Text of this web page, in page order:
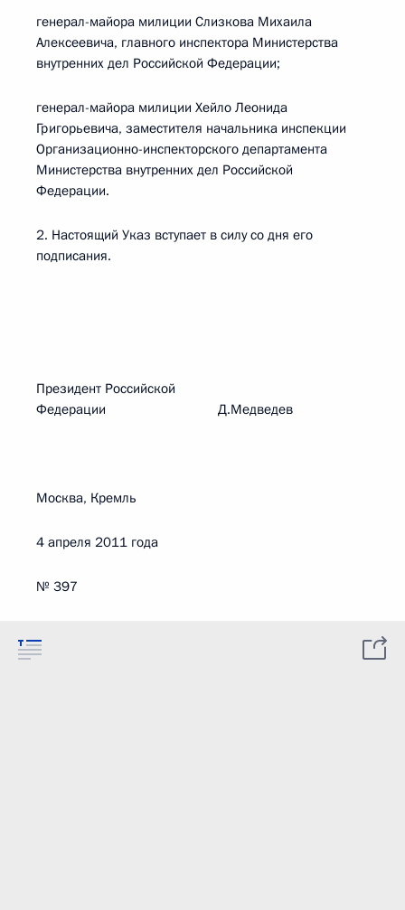
генерал-майора милиции Слизкова Михаила
Алексеевича, главного инспектора Министерства
внутренних дел Российской Федерации;
генерал-майора милиции Хейло Леонида
Григорьевича, заместителя начальника инспекции
Организационно-инспекторского департамента
Министерства внутренних дел Российской
Федерации.
2. Настоящий Указ вступает в силу со дня его
подписания.
Президент Российской
Федерации Д.Медведев
Москва, Кремль
4 апреля 2011 года
№ 397